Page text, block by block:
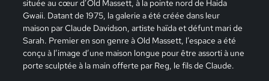
située au cœur d’Old Massett, à la pointe nord de Haida
Gwaii. Datant de 1975, la galerie a été créée dans leur
maison par Claude Davidson, artiste haïda et défunt mari de
Sarah. Premier en son genre à Old Massett, l’espace a été
conçu à l’image d’une maison longue pour être assorti à une
porte sculptée à la main offerte par Reg, le fils de Claude.